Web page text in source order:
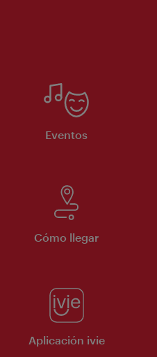
Eventos
Cómo llegar
Aplicación ivie